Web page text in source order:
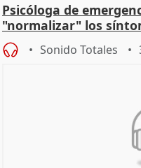
Psicóloga de
"normalizar" los
Sonido Totales